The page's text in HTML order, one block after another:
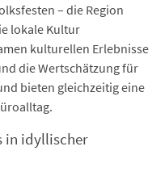
– die Region
lokale Kultur
kulturellen Erlebnisse
die Wertschätzung für
bieten gleichzeitig eine
in idyllischer